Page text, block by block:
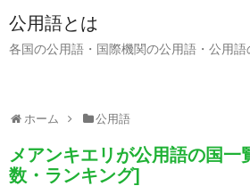
公用語とは
各国の公用語・国際機関の公用語・公用語
ホーム 公用語
メアンキエリが公用語の国一
数・ランキング]